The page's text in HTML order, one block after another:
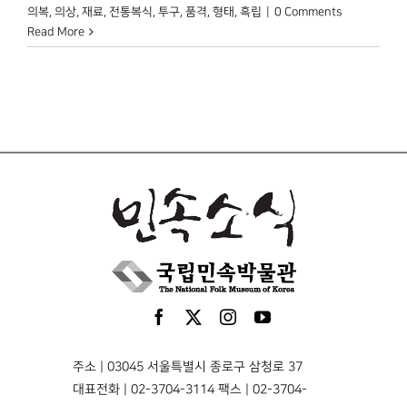
의복, 의상, 재료, 전통복식, 투구, 품격, 형태 , 흑립
0 Comments
Read More
주소 | 03045 서울특별시 종로구 삼청로 37
대표전화 | 02-3704-3114 팩스 | 02-3704-